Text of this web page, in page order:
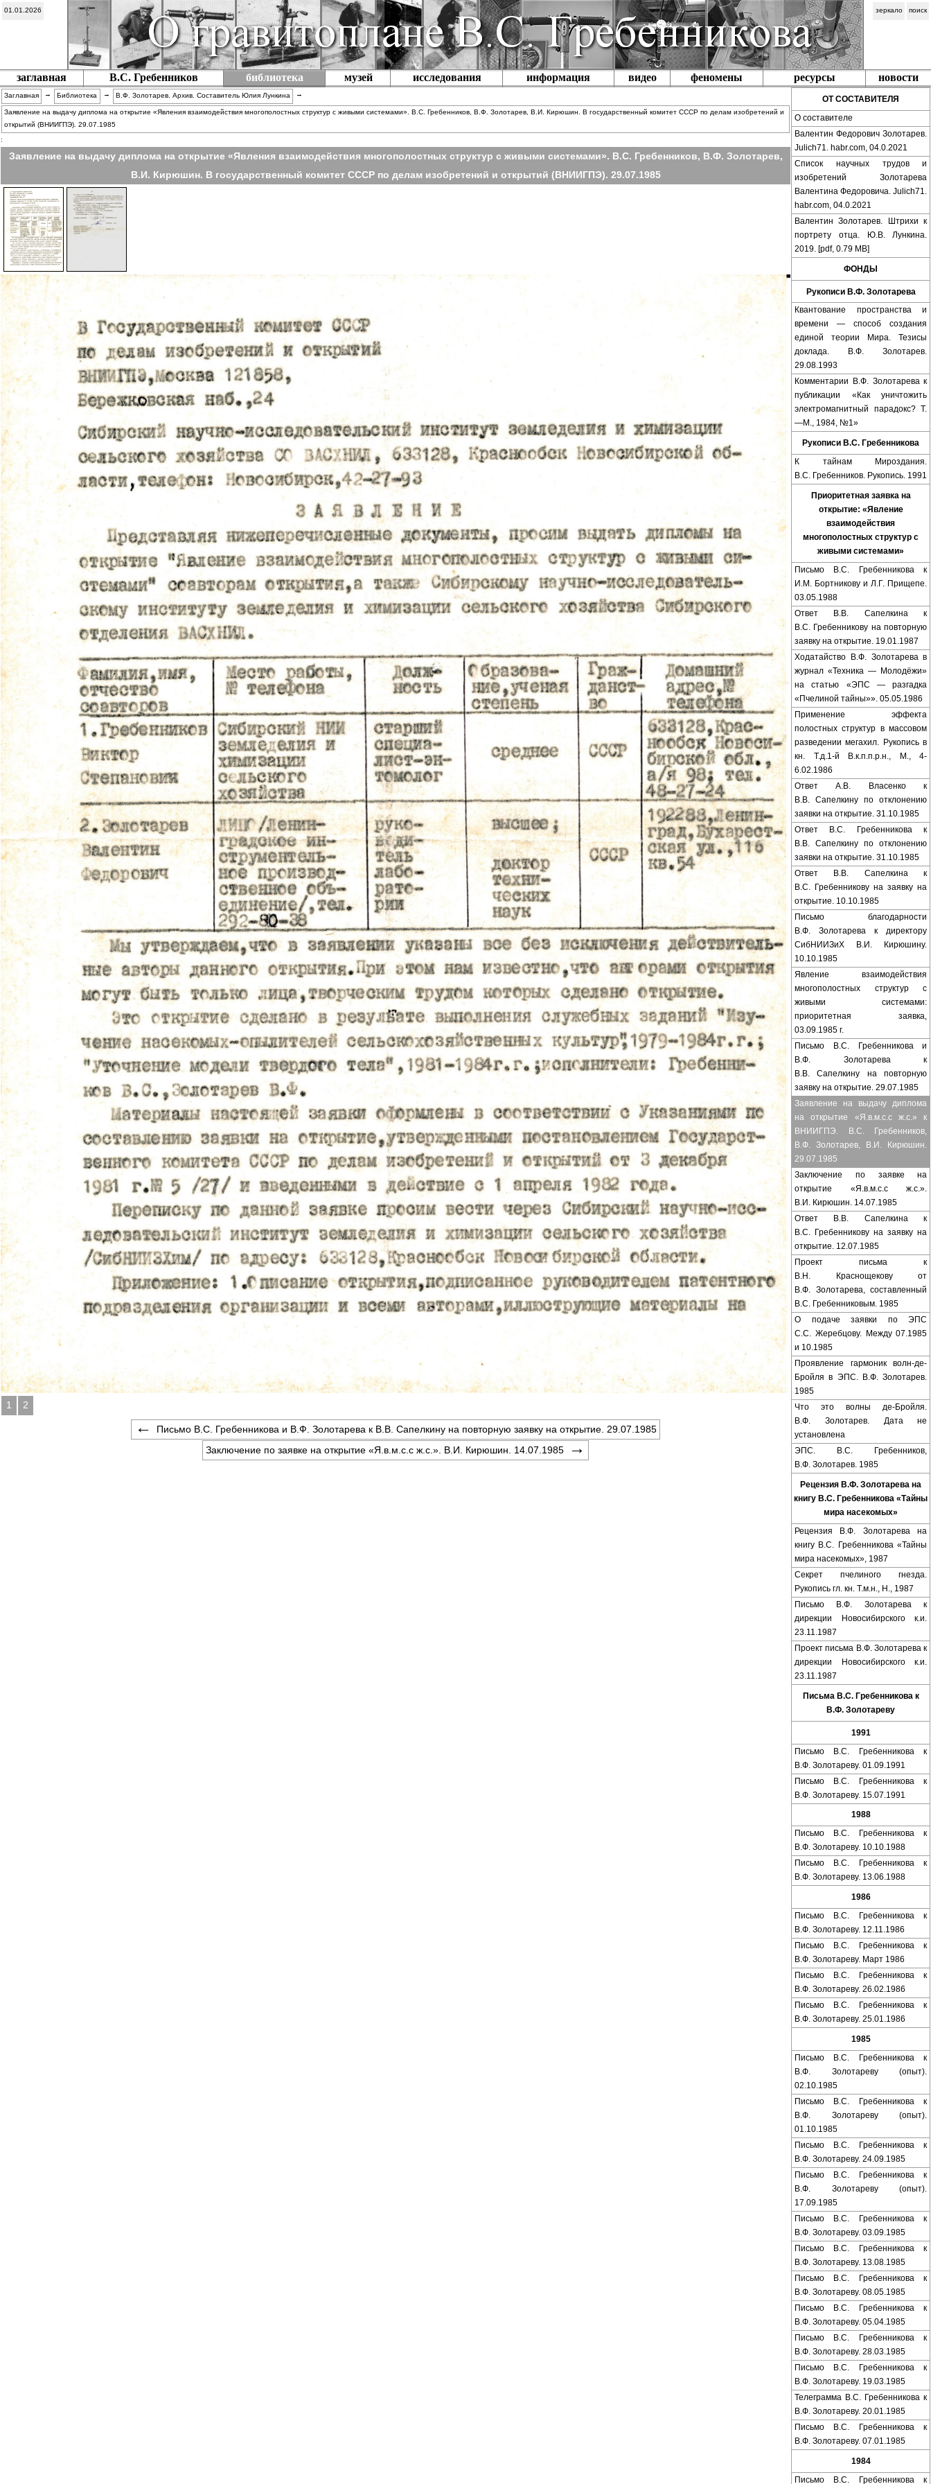
01.01.2026 зеркало поиск
заглавная В.С. Гребенников библиотека музей исследования информация видео феномены ресурсы новости
Заглавная → Библиотека → В.Ф. Золотарев. Архив. Составитель Юлия Лункина →
Заявление на выдачу диплома на открытие «Явления взаимодействия многополостных структур с живыми системами». В.С. Гребенников, В.Ф. Золотарев, В.И. Кирюшин. В государственный комитет СССР по делам изобретений и
открытий (ВНИИГПЭ). 29.07.1985
:
Заявление на выдачу диплома на открытие «Явления взаимодействия многополостных структур с живыми системами». В.С. Гребенников, В.Ф. Золотарев,
В.И. Кирюшин. В государственный комитет СССР по делам изобретений и открытий (ВНИИГПЭ). 29.07.1985
1 2
Письмо В.С. Гребенникова и В.Ф. Золотарева к В.В. Сапелкину на повторную заявку на открытие. 29.07.1985
Заключение по заявке на открытие «Я.в.м.с.с ж.с.». В.И. Кирюшин. 14.07.1985
ОТ СОСТАВИТЕЛЯ
О составителе
Валентин Федорович Золотарев.
Julich71. habr.com, 04.0.2021
Список научных трудов и
изобретений Золотарева
Валентина Федоровича. Julich71.
habr.com, 04.0.2021
Валентин Золотарев. Штрихи к
портрету отца. Ю.В. Лункина.
2019. [pdf, 0.79 MB]
ФОНДЫ
Рукописи В.Ф. Золотарева
Квантование пространства и
времени — способ создания
единой теории Мира. Тезисы
доклада. В.Ф. Золотарев.
29.08.1993
Комментарии В.Ф. Золотарева к
публикации «Как уничтожить
электромагнитный парадокс? Т.
—М., 1984, №1»
Рукописи В.С. Гребенникова
К тайнам Мироздания.
В.С. Гребенников. Рукопись. 1991
Приоритетная заявка на
открытие: «Явление
взаимодействия
многополостных структур с
живыми системами»
Письмо В.С. Гребенникова к
И.М. Бортникову и Л.Г. Прищепе.
03.05.1988
Ответ В.В. Сапелкина к
В.С. Гребенникову на повторную
заявку на открытие. 19.01.1987
Ходатайство В.Ф. Золотарева в
журнал «Техника — Молодёжи»
на статью «ЭПС — разгадка
«Пчелиной тайны»». 05.05.1986
Применение эффекта
полостных структур в массовом
разведении мегахил. Рукопись в
кн. Т.д.1-й В.к.п.п.р.н., М., 4-
6.02.1986
Ответ А.В. Власенко к
В.В. Сапелкину по отклонению
заявки на открытие. 31.10.1985
Ответ В.С. Гребенникова к
В.В. Сапелкину по отклонению
заявки на открытие. 31.10.1985
Ответ В.В. Сапелкина к
В.С. Гребенникову на заявку на
открытие. 10.10.1985
Письмо благодарности
В.Ф. Золотарева к директору
СибНИИЗиХ В.И. Кирюшину.
10.10.1985
Явление взаимодействия
многополостных структур с
живыми системами:
приоритетная заявка,
03.09.1985 г.
Письмо В.С. Гребенникова и
В.Ф. Золотарева к
В.В. Сапелкину на повторную
заявку на открытие. 29.07.1985
Заявление на выдачу диплома
на открытие «Я.в.м.с.с ж.с.» к
ВНИИГПЭ. В.С. Гребенников,
В.Ф. Золотарев, В.И. Кирюшин.
29.07.1985
Заключение по заявке на
открытие «Я.в.м.с.с ж.с.».
В.И. Кирюшин. 14.07.1985
Ответ В.В. Сапелкина к
В.С. Гребенникову на заявку на
открытие. 12.07.1985
Проект письма к
В.Н. Краснощекову от
В.Ф. Золотарева, составленный
В.С. Гребенниковым. 1985
О подаче заявки по ЭПС
С.С. Жеребцову. Между 07.1985
и 10.1985
Проявление гармоник волн-де-
Бройля в ЭПС. В.Ф. Золотарев.
1985
Что это волны де-Бройля.
В.Ф. Золотарев. Дата не
установлена
ЭПС. В.С. Гребенников,
В.Ф. Золотарев. 1985
Рецензия В.Ф. Золотарева на
книгу В.С. Гребенникова «Тайны
мира насекомых»
Рецензия В.Ф. Золотарева на
книгу В.С. Гребенникова «Тайны
мира насекомых», 1987
Секрет пчелиного гнезда.
Рукопись гл. кн. Т.м.н., Н., 1987
Письмо В.Ф. Золотарева к
дирекции Новосибирского к.и.
23.11.1987
Проект письма В.Ф. Золотарева к
дирекции Новосибирского к.и.
23.11.1987
Письма В.С. Гребенникова к
В.Ф. Золотареву
1991
Письмо В.С. Гребенникова к
В.Ф. Золотареву. 01.09.1991
Письмо В.С. Гребенникова к
В.Ф. Золотареву. 15.07.1991
1988
Письмо В.С. Гребенникова к
В.Ф. Золотареву. 10.10.1988
Письмо В.С. Гребенникова к
В.Ф. Золотареву. 13.06.1988
1986
Письмо В.С. Гребенникова к
В.Ф. Золотареву. 12.11.1986
Письмо В.С. Гребенникова к
В.Ф. Золотареву. Март 1986
Письмо В.С. Гребенникова к
В.Ф. Золотареву. 26.02.1986
Письмо В.С. Гребенникова к
В.Ф. Золотареву. 25.01.1986
1985
Письмо В.С. Гребенникова к
В.Ф. Золотареву (опыт).
02.10.1985
Письмо В.С. Гребенникова к
В.Ф. Золотареву (опыт).
01.10.1985
Письмо В.С. Гребенникова к
В.Ф. Золотареву. 24.09.1985
Письмо В.С. Гребенникова к
В.Ф. Золотареву (опыт).
17.09.1985
Письмо В.С. Гребенникова к
В.Ф. Золотареву. 03.09.1985
Письмо В.С. Гребенникова к
В.Ф. Золотареву. 13.08.1985
Письмо В.С. Гребенникова к
В.Ф. Золотареву. 08.05.1985
Письмо В.С. Гребенникова к
В.Ф. Золотареву. 05.04.1985
Письмо В.С. Гребенникова к
В.Ф. Золотареву. 28.03.1985
Письмо В.С. Гребенникова к
В.Ф. Золотареву. 19.03.1985
Телеграмма В.С. Гребенникова к
В.Ф. Золотареву. 20.01.1985
Письмо В.С. Гребенникова к
В.Ф. Золотареву. 07.01.1985
1984
Письмо В.С. Гребенникова к